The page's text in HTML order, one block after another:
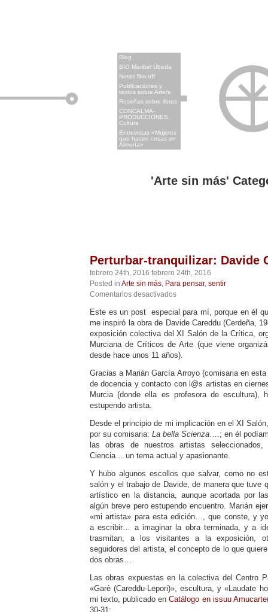
Blog
BIO Maribel Úbeda
Notas film off
Publicaciones y
textos sobre Arte/s
Reseñas sobre libros
CONCALMA-
PRODUCCIONES.
Cultura
Entrevistas «Mujeres
que hacen cosas en
Almería»
'Arte sin más'
Perturbar-tranquilizar: Davide
febrero 24th, 2016 febrero 24th, 2016
Posted in Arte sin más Para pensar, sentir
Comentarios desactivadosen
tranquilizar:
Davide
Careddu
(I)
Este es un post especial para mí, porque en él
me inspiró la obra de Davide Careddu (Cerdeña,
exposición colectiva del XI Salón de la Crítica,
Murciana de Críticos de Arte (que viene
desde hace unos 11 años).
Gracias a Marián García Arroyo (comisaria en
de docencia y contacto con l@s artistas en
Murcia (donde ella es profesora de escultura),
estupendo artista.
Desde el principio de mi implicación en el XI
por su comisaria: La bella Scienza ….; en él
las obras de nuestros artistas
Ciencia… un tema actual y apasionante.
Y hubo algunos escollos que salvar, como no
salón y el trabajo de Davide, de manera que tuve
artístico en la distancia, aunque acortada por
algún breve pero estupendo encuentro. Marián
«mi artista» para esta edición…, que conste, y
a escribir… a imaginar la obra terminada, y a
trasmitan, a los visitantes a la exposición,
seguidores del artista, el concepto de lo que
dos obras…
Las obras expuestas en la colectiva del Centro
«Garè (Careddu-Lepori)», escultura, y «Laudate
mi texto, publicado enCatálogo en issuu Amucarte
30-31: